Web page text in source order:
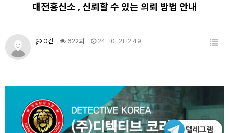
대전흥신소 , 신뢰할 수 있는 의뢰 방법 안내
0건 622회 24-10-21 12:49